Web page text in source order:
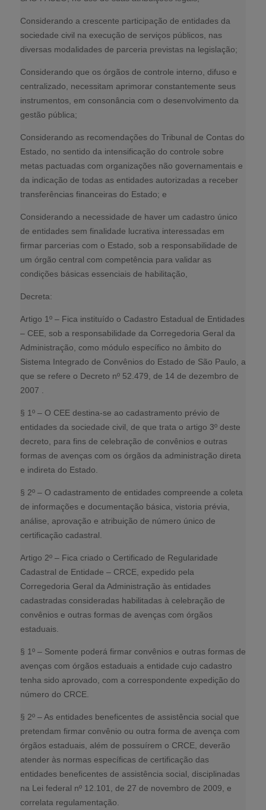
Considerando a crescente participação de entidades da
sociedade civil na execução de serviços públicos, nas
diversas modalidades de parceria previstas na legislação;
Considerando que os órgãos de controle interno, difuso e
centralizado, necessitam aprimorar constantemente seus
instrumentos, em consonância com o desenvolvimento da
gestão pública;
Considerando as recomendações do Tribunal de Contas do
Estado, no sentido da intensificação do controle sobre
metas pactuadas com organizações não governamentais e
da indicação de todas as entidades autorizadas a receber
transferências financeiras do Estado; e
Considerando a necessidade de haver um cadastro único
de entidades sem finalidade lucrativa interessadas em
firmar parcerias com o Estado, sob a responsabilidade de
um órgão central com competência para validar as
condições básicas essenciais de habilitação,
Decreta:
Artigo 1º – Fica instituído o Cadastro Estadual de Entidades
– CEE, sob a responsabilidade da Corregedoria Geral da
Administração, como módulo específico no âmbito do
Sistema Integrado de Convênios do Estado de São Paulo, a
que se refere o Decreto nº 52.479, de 14 de dezembro de
2007
§ 1º – O CEE destina-se ao cadastramento prévio de
entidades da sociedade civil, de que trata o artigo 3º deste
decreto, para fins de celebração de convênios e outras
formas de avenças com os órgãos da administração direta
e indireta do Estado.
§ 2º – O cadastramento de entidades compreende a coleta
de informações e documentação básica, vistoria prévia,
análise, aprovação e atribuição de número único de
certificação cadastral.
Artigo 2º – Fica criado o Certificado de Regularidade
Cadastral de Entidade – CRCE, expedido pela
Corregedoria Geral da Administração às entidades
cadastradas consideradas habilitadas à celebração de
convênios e outras formas de avenças com órgãos
estaduais.
§ 1º – Somente poderá firmar convênios e outras formas de
avenças com órgãos estaduais a entidade cujo cadastro
tenha sido aprovado, com a correspondente expedição do
número do CRCE.
§ 2º – As entidades beneficentes de assistência social que
pretendam firmar convênio ou outra forma de avença com
órgãos estaduais, além de possuírem o CRCE, deverão
atender às normas específicas de certificação das
entidades beneficentes de assistência social, disciplinadas
na Lei federal nº 12.101, de 27 de novembro de 2009, e
correlata regulamentação.